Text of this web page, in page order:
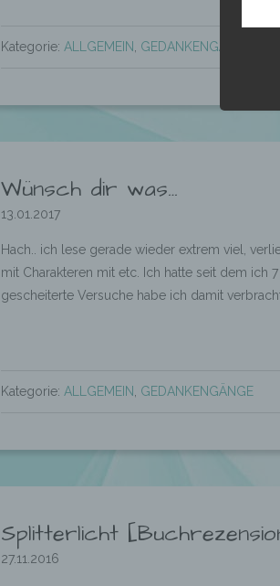
Kategorie: ALLGEMEIN GEDANKENGÄNGE
Wünsch dir was…
13.01.2017
Hach.. ich lese gerade wieder extrem viel,
mit Charakteren mit etc. Ich hatte seit dem ich
gescheiterte Versuche habe ich damit
Kategorie: ALLGEMEIN GEDANKENGÄNGE
Splitterlicht
27.11.2016